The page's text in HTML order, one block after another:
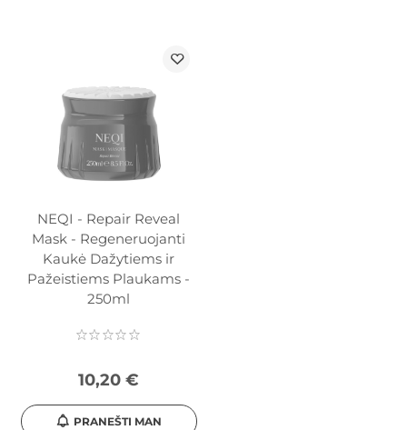
NEQI - Repair Reveal
Mask - Regeneruojanti
Kaukė Dažytiems ir
Pažeistiems Plaukams -
250ml
10,20 €
PRANEŠTI MAN